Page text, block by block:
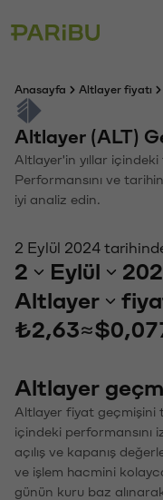
Anasayfa Altlayer fiyatı
Altlayer (ALT)
Altlayer'in yıllar
Performansını ve
iyi analiz edin.
2 Eylül 2024
2 Eylül
Altlayer
₺2,63≈
Altlayer
Altlayer fiyat geçmişini
içindeki performansını
açılış ve kapanış
ve işlem hacmini
günün kuru baz